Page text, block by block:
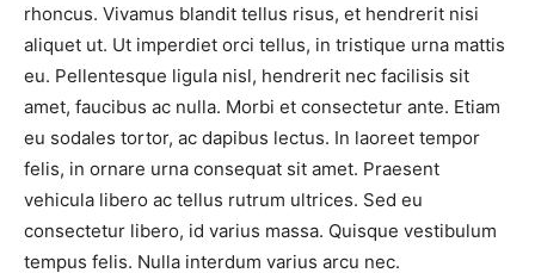
rhoncus. Vivamus blandit tellus risus, et hendrerit nisi
aliquet ut. Ut imperdiet orci tellus, in tristique urna mattis
eu. Pellentesque ligula nisl, hendrerit nec facilisis sit
amet, faucibus ac nulla. Morbi et consectetur ante. Etiam
eu sodales tortor, ac dapibus lectus. In laoreet tempor
felis, in ornare urna consequat sit amet. Praesent
vehicula libero ac tellus rutrum ultrices. Sed eu
consectetur libero, id varius massa. Quisque vestibulum
tempus felis. Nulla interdum varius arcu nec.